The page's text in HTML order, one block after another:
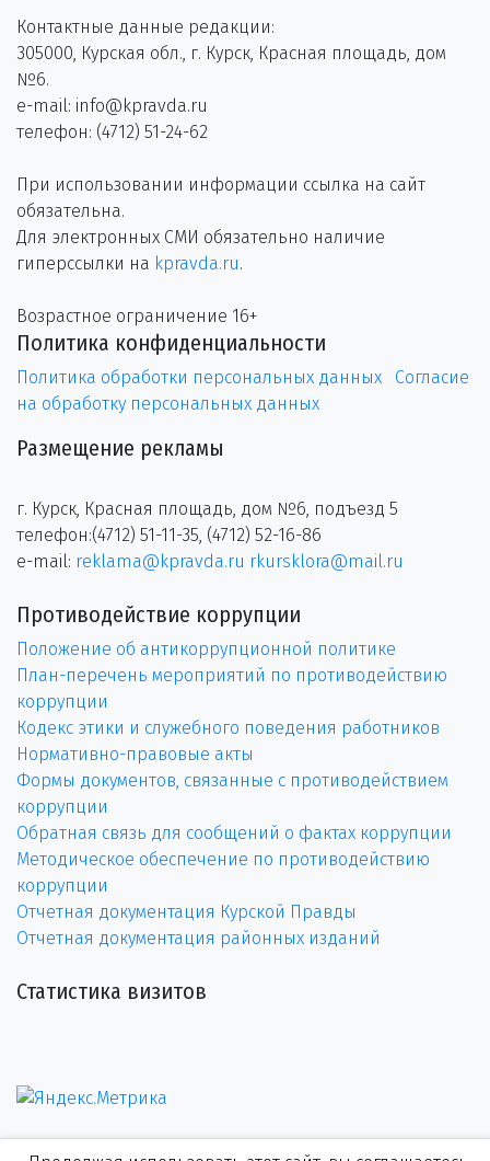
Контактные данные редакции:
305000, Курская обл., г. Курск, Красная площадь, дом
№6.
e-mail: info@kpravda.ru
телефон: (4712) 51-24-62
При использовании информации ссылка на сайт
обязательна.
Для электронных СМИ обязательно наличие
гиперссылки на kpravda.ru.
Возрастное ограничение 16+
Политика конфиденциальности
Политика обработки персональных данных
Согласие
на обработку персональных данных
Размещение рекламы
г. Курск, Красная площадь, дом №6, подъезд 5
телефон:(4712) 51-11-35, (4712) 52-16-86
e-mail: reklama@kpravda.ru rkursklora@mail.ru
Противодействие коррупции
Положение об антикоррупционной политике
План-перечень мероприятий по противодействию
коррупции
Кодекс этики и служебного поведения работников
Нормативно-правовые акты
Формы документов, связанные с противодействием
коррупции
Обратная связь для сообщений о фактах коррупции
Методическое обеспечение по противодействию
коррупции
Отчетная документация Курской Правды
Отчетная документация районных изданий
Статистика визитов